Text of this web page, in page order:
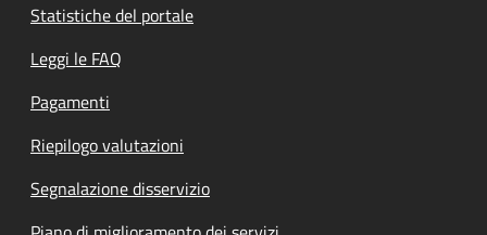
Statistiche del portale
Leggi le FAQ
Pagamenti
Riepilogo valutazioni
Segnalazione disservizio